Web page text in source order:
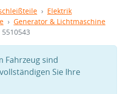
Elektrik
Generator & Lichtmaschine
Fahrzeug sind
Sie Ihre